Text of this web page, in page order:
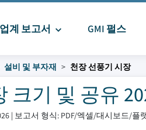
업계 보고서 GMI 펄스
설비 및 부자재 천장 선풍기 시장
크기 및 공유
| 보고서 형식: PDF/엑셀/대시보드/플